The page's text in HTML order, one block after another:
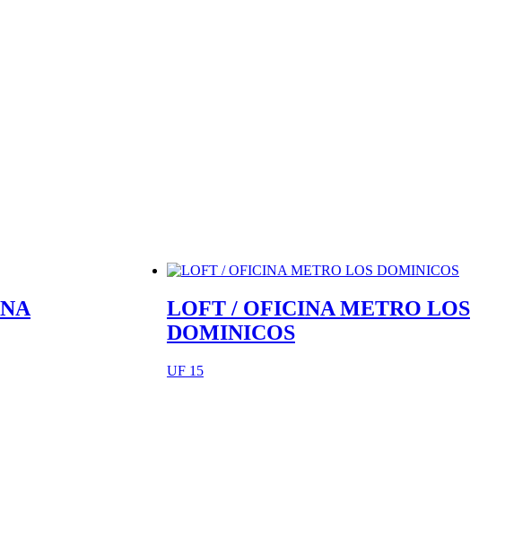
LOFT / OFICINA METRO LOS
DOMINICOS
UF15